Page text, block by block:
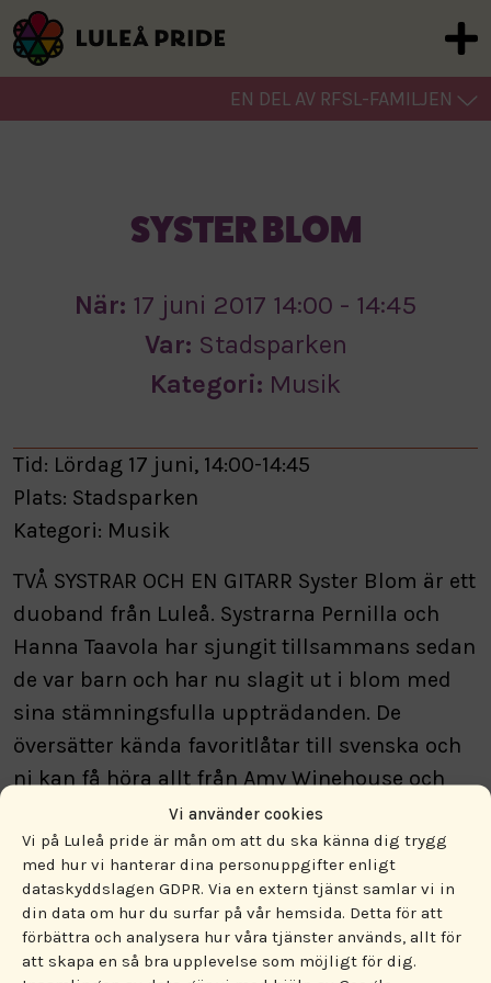
Vi använder cookies
Vi på Luleå pride är mån om att du ska känna dig trygg
med hur vi hanterar dina personuppgifter enligt
dataskyddslagen GDPR. Via en extern tjänst samlar vi in
din data om hur du surfar på vår hemsida. Detta för att
förbättra och analysera hur våra tjänster används, allt för
att skapa en så bra upplevelse som möjligt för dig.
EN DEL AV RFSL-FAMILJEN
SYSTER BLOM
När: 17 juni 2017 14:00 - 14:45
Var: Stadsparken
Kategori: Musik
Tid: Lördag 17 juni, 14:00-14:45
Plats: Stadsparken
Kategori: Musik
TVÅ SYSTRAR OCH EN GITARR Syster Blom är ett
duoband från Luleå. Systrarna Pernilla och
Hanna Taavola har sjungit tillsammans sedan
de var barn och har nu slagit ut i blom med
sina stämningsfulla uppträdanden. De
översätter kända favoritlåtar till svenska och
ni kan få höra allt från Amy Winehouse och
Elvis till Lisa Ekdahl och klassiska visor.